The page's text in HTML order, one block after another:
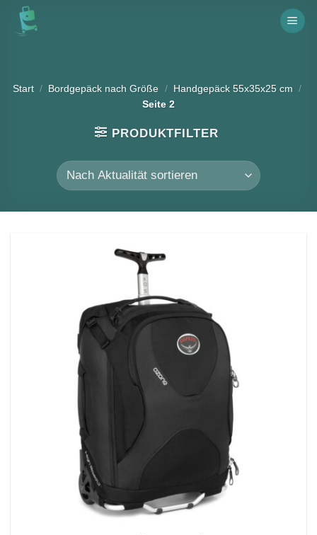
Skip
Start / Bordgepäck nach Größe / Handgepäck 55x35x25 cm /
Seite 2
PRODUKTFILTER